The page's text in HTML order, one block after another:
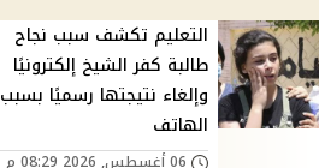
التعليم تكشف سبب نجاح
طالبة كفر الشيخ إلكترونيًا
وإلغاء نتيجتها رسميًا بسبب
الهاتف
06 أغسطس, 2026 08:29 م